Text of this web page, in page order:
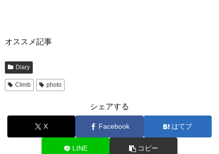
オススメ記事
Diary
Climb photo
シェアする
X Facebook はてブ
LINE コピー